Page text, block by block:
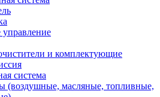
управление
и комплектующие
система
(воздушные, масляные, топливные,